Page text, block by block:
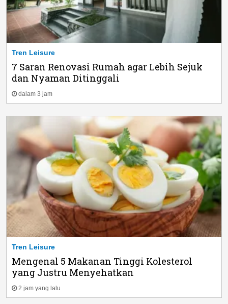
Tren Leisure
7 Saran Renovasi Rumah agar Lebih Sejuk
dan Nyaman Ditinggali
dalam 3 jam
Tren Leisure
Mengenal 5 Makanan Tinggi Kolesterol
yang Justru Menyehatkan
2 jam yang lalu